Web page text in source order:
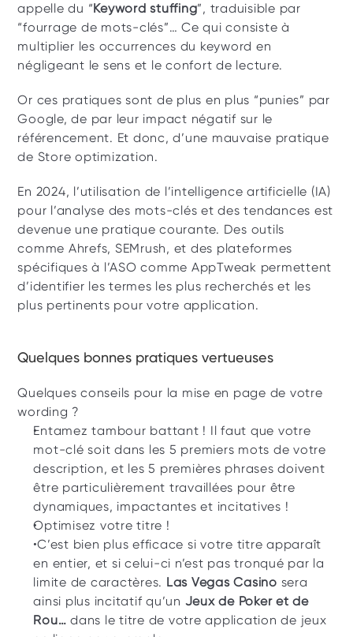
appelle du “Keyword stuffing”, traduisible par
“fourrage de mots-clés”… Ce qui consiste à
multiplier les occurrences du keyword en
négligeant le sens et le confort de lecture.
Or ces pratiques sont de plus en plus “punies” par
Google, de par leur impact négatif sur le
référencement. Et donc, d’une mauvaise pratique
de Store optimization.
En 2024, l’utilisation de l’intelligence artificielle (IA)
pour l’analyse des mots-clés et des tendances est
devenue une pratique courante. Des outils
comme Ahrefs, SEMrush, et des plateformes
spécifiques à l’ASO comme AppTweak permettent
d’identifier les termes les plus recherchés et les
plus pertinents pour votre application.
Quelques bonnes pratiques vertueuses
Quelques conseils pour la mise en page de votre
wording ?
Entamez tambour battant ! Il faut que votre
mot-clé soit dans les 5 premiers mots de votre
description, et les 5 premières phrases doivent
être particulièrement travaillées pour être
dynamiques, impactantes et incitatives !
Optimisez votre titre !
C’est bien plus efficace si votre titre apparaît
en entier, et si celui-ci n’est pas tronqué par la
limite de caractères. Las Vegas Casino sera
ainsi plus incitatif qu’un Jeux de Poker et de
Rou… dans le titre de votre application de jeux